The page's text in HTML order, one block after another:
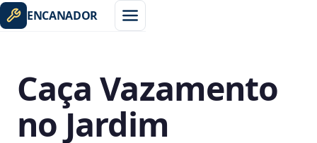
ENCANADOR
Caça Vazamento
no Jardim